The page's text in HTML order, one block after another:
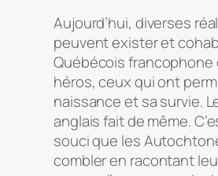
Aujourd’hui, diverses
peuvent exister et
Québécois francophone
héros, ceux qui ont
naissance et sa survie.
anglais fait de même.
souci que les
combler en racontant